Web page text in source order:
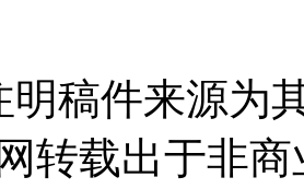
明稿件来源为
转载出于非